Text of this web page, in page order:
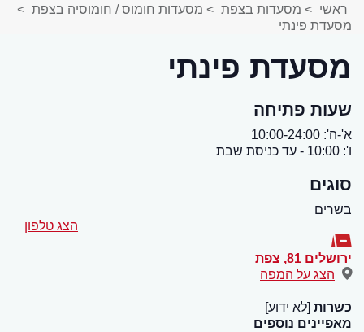
ראשי > מסעדות בצפת > מסעדות חומוס / חומוסיה בצפת >
מסעדת פינתי
מסעדת פינתי
שעות פתיחה
א'-ה': 10:00-24:00
ו': 10:00 - עד כניסת שבת
סוגים
בשרים
הצג טלפון
ירושלים 81 , צפת
הצג על המפה
כשרות [לא ידוע]
מאפיינים נוספים